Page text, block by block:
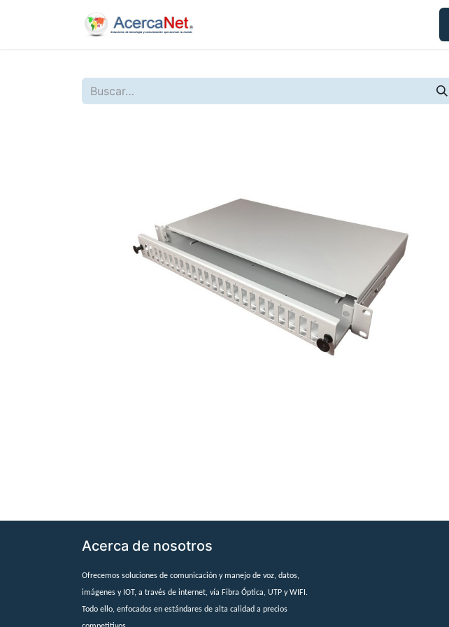
Acerca de nosotros
Ofrecemos soluciones de comunicación y manejo de voz, datos,
imágenes y IOT, a través de internet, vía Fibra Óptica, UTP y WIFI.
Todo ello, enfocados en estándares de alta calidad a precios